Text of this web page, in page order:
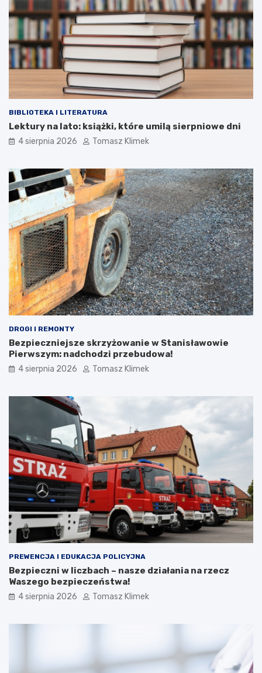
BIBLIOTEKA I LITERATURA
Lektury na lato: książki, które umilą sierpniowe dni
4 sierpnia 2026 Tomasz Klimek
DROGI I REMONTY
Bezpieczniejsze skrzyżowanie w Stanisławowie
Pierwszym: nadchodzi przebudowa!
4 sierpnia 2026 Tomasz Klimek
PREWENCJA I EDUKACJA POLICYJNA
Bezpieczni w liczbach – nasze działania na rzecz
Waszego bezpieczeństwa!
4 sierpnia 2026 Tomasz Klimek